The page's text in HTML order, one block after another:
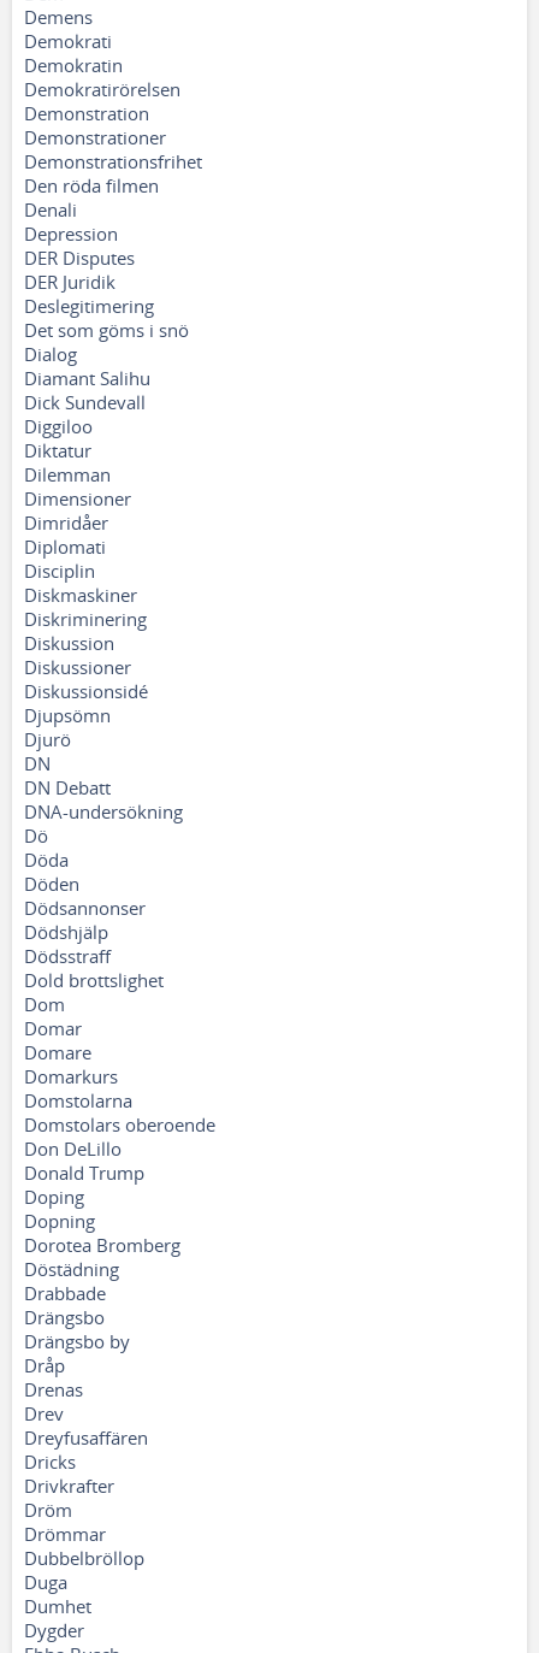
Demens
Demokrati
Demokratin
Demokratirörelsen
Demonstration
Demonstrationer
Demonstrationsfrihet
Den röda filmen
Denali
Depression
DER Disputes
DER Juridik
Deslegitimering
Det som göms i snö
Dialog
Diamant Salihu
Dick Sundevall
Diggiloo
Diktatur
Dilemman
Dimensioner
Dimridåer
Diplomati
Disciplin
Diskmaskiner
Diskriminering
Diskussion
Diskussioner
Diskussionsidé
Djupsömn
Djurö
DN
DN Debatt
DNA-undersökning
Dö
Döda
Döden
Dödsannonser
Dödshjälp
Dödsstraff
Dold brottslighet
Dom
Domar
Domare
Domarkurs
Domstolarna
Domstolars oberoende
Don DeLillo
Donald Trump
Doping
Dopning
Dorotea Bromberg
Döstädning
Drabbade
Drängsbo
Drängsbo by
Dråp
Drenas
Drev
Dreyfusaffären
Dricks
Drivkrafter
Dröm
Drömmar
Dubbelbröllop
Duga
Dumhet
Dygder